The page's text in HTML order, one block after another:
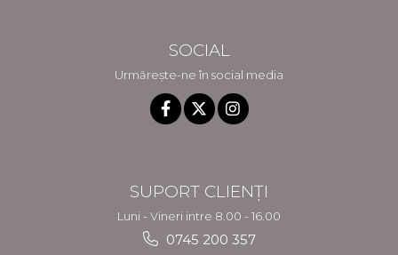
SOCIAL
Urmărește-ne în social media
SUPORT CLIENȚI
Luni - Vineri intre 8.00 - 16.00
0745 200 357